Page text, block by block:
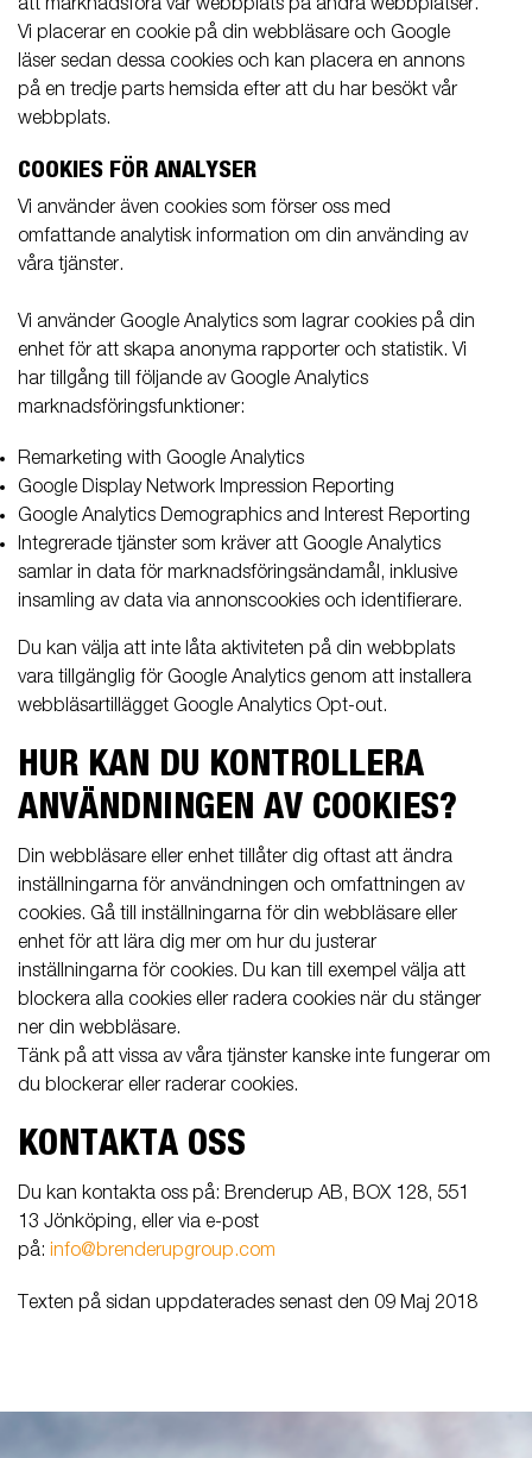
att marknadsföra vår webbplats på andra webbplatser.
Vi placerar en cookie på din webbläsare och Google
läser sedan dessa cookies och kan placera en annons
på en tredje parts hemsida efter att du har besökt vår
webbplats.
COOKIES FÖR ANALYSER
Vi använder även cookies som förser oss med
omfattande analytisk information om din använding av
våra tjänster.
Vi använder Google Analytics som lagrar cookies på din
enhet för att skapa anonyma rapporter och statistik. Vi
har tillgång till följande av Google Analytics
marknadsföringsfunktioner:
Remarketing with Google Analytics
Google Display Network Impression Reporting
Google Analytics Demographics and Interest Reporting
Integrerade tjänster som kräver att Google Analytics
samlar in data för marknadsföringsändamål, inklusive
insamling av data via annonscookies och identifierare.
Du kan välja att inte låta aktiviteten på din webbplats
vara tillgänglig för Google Analytics genom att installera
webbläsartillägget Google Analytics Opt-out.
HUR KAN DU KONTROLLERA
ANVÄNDNINGEN AV COOKIES?
Din webbläsare eller enhet tillåter dig oftast att ändra
inställningarna för användningen och omfattningen av
cookies. Gå till inställningarna för din webbläsare eller
enhet för att lära dig mer om hur du justerar
inställningarna för cookies. Du kan till exempel välja att
blockera alla cookies eller radera cookies när du stänger
ner din webbläsare.
Tänk på att vissa av våra tjänster kanske inte fungerar om
du blockerar eller raderar cookies.
KONTAKTA OSS
Du kan kontakta oss på: Brenderup AB, BOX 128, 551
13 Jönköping, eller via e-post
på: info@brenderupgroup.com
Texten på sidan uppdaterades senast den 09 Maj 2018